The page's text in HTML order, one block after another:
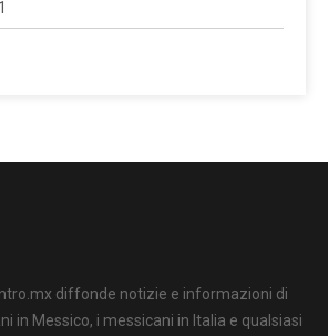
diffonde notizie e informazioni di
in Messico, i messicani in Italia e qualsiasi